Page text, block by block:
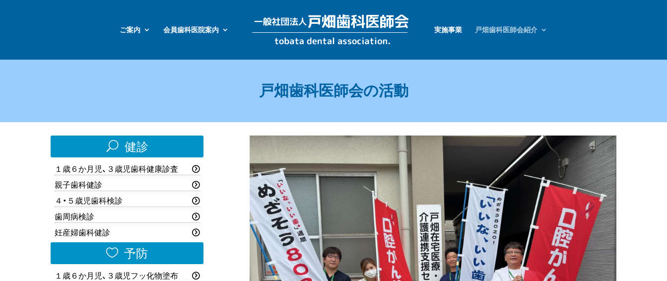
ご案内 会員歯科医院案内 実施事業 戸畑歯科医師会紹介
戸畑歯科医師会の活動
U 健診
１歳６か月児、３歳児歯科健康診査
親子歯科健診
４・５歳児歯科検診
歯周病検診
妊産婦歯科健診
 予防
１歳６か月児、３歳児フッ化物塗布